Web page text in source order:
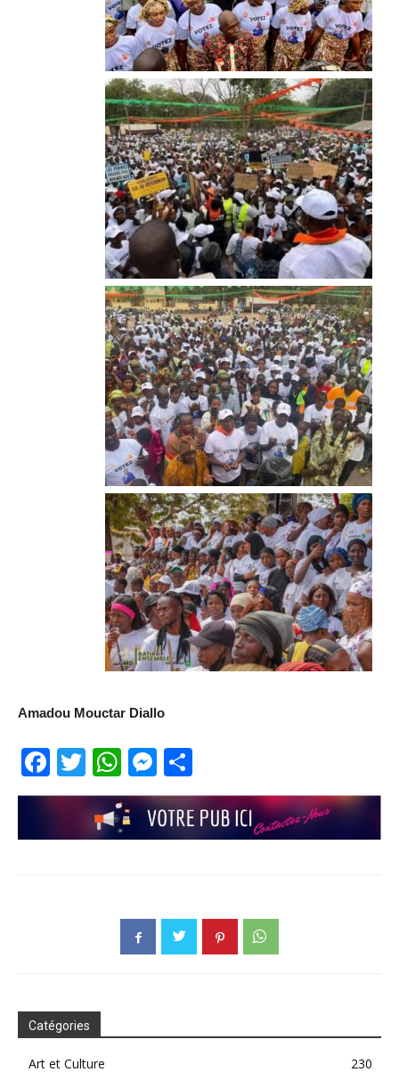
Amadou Mouctar Diallo
Facebook
Twitter
WhatsApp
Messenger
Catégories
Art et Culture
230